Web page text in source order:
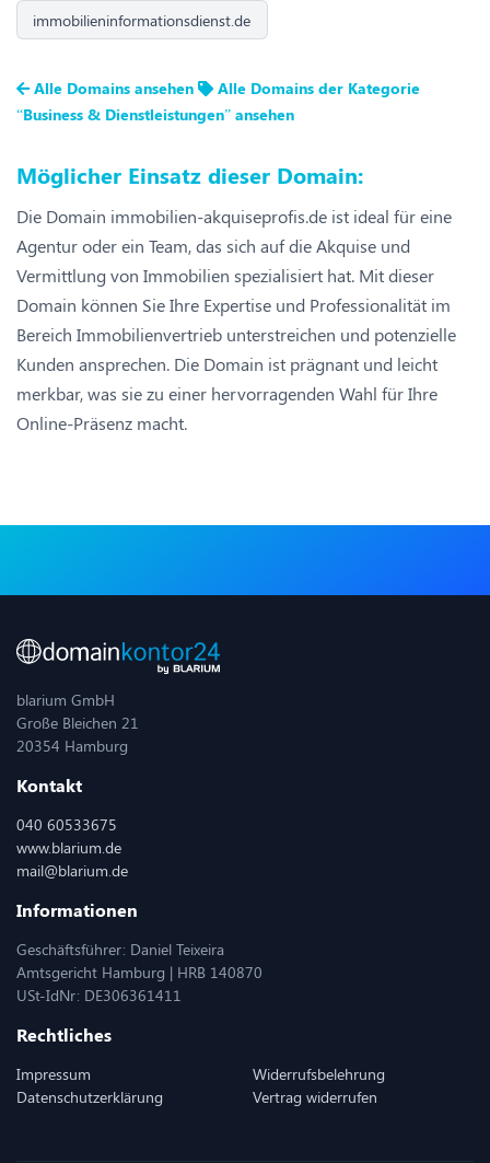
immobilieninformationsdienst.de
Alle Domains ansehen
Alle Domains der Kategorie
“Business & Dienstleistungen” ansehen
Möglicher Einsatz dieser Domain:
Die Domain immobilien-akquiseprofis.de ist ideal für eine
Agentur oder ein Team, das sich auf die Akquise und
Vermittlung von Immobilien spezialisiert hat. Mit dieser
Domain können Sie Ihre Expertise und Professionalität im
Bereich Immobilienvertrieb unterstreichen und potenzielle
Kunden ansprechen. Die Domain ist prägnant und leicht
merkbar, was sie zu einer hervorragenden Wahl für Ihre
Online-Präsenz macht.
blarium GmbH
Große Bleichen 21
20354 Hamburg
Kontakt
040 60533675
www.blarium.de
mail@blarium.de
Informationen
Geschäftsführer: Daniel Teixeira
Amtsgericht Hamburg | HRB 140870
USt-IdNr: DE306361411
Rechtliches
Impressum
Datenschutzerklärung
Widerrufsbelehrung
Vertrag widerrufen